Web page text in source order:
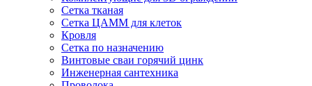
Сетка тканая
Сетка ЦАММ для клеток
Кровля
Сетка по назначению
Винтовые сваи горячий цинк
Инженерная сантехника